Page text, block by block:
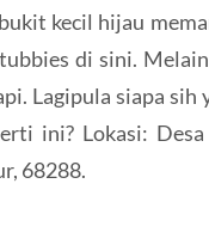
kecil hijau
di sini.
Lagipula siapa
ini? Lokasi:
68288.